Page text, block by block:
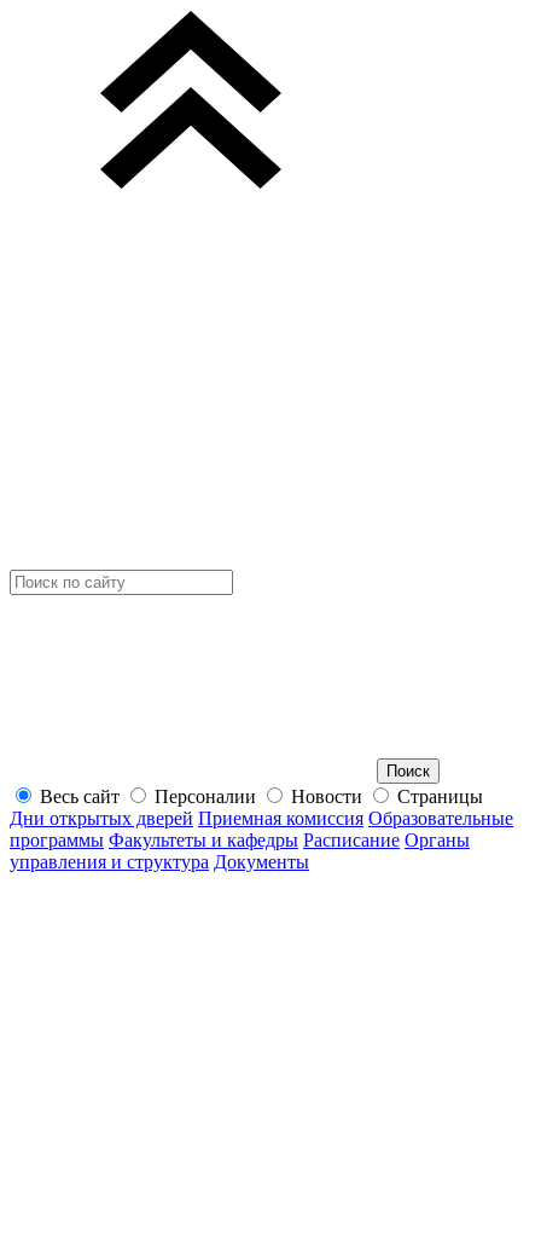
Весь сайт Персоналии Новости
Страницы
Дни открытых дверей Приемная комиссия Образовательные
программы Факультеты и кафедры Расписание Органы
управления и структура Документы